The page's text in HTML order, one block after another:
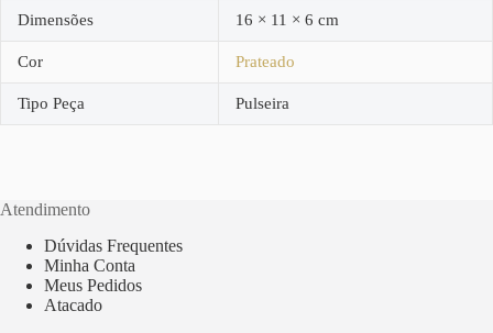
Dimensões 16 × 11 × 6 cm
Cor Prateado
Tipo Peça Pulseira
Atendimento
Dúvidas Frequentes
Minha Conta
Meus Pedidos
Atacado